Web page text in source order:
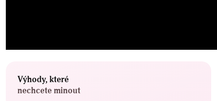
Výhody, které
nechcete minout